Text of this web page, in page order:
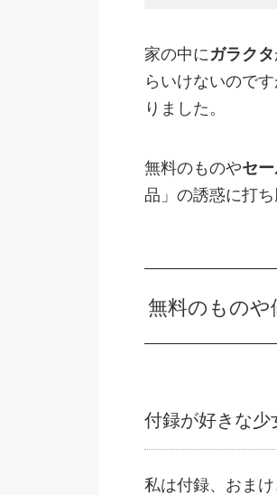
家の中にガラクタ
らいけないので
りました。
無料のものやセ
品」の誘惑に打
無料のもの
付録が好きな少
私は付録、おま